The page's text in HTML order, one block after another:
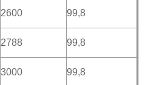
2600 99,8
2788 99,8
3000 99,8